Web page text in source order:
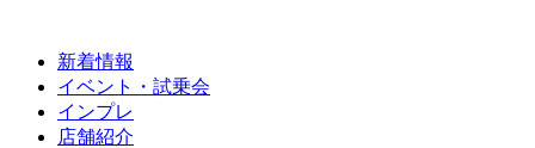
新着情報
イベント・試乗会
インプレ
店舗紹介